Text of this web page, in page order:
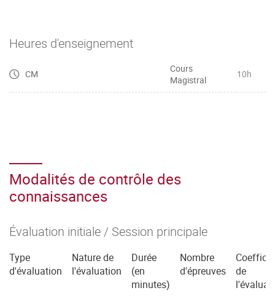
Heures d'enseignement
CM
Cours
Magistral
10h
Modalités de contrôle des
connaissances
Évaluation initiale / Session principale
Type
d'évaluation
Nature de
l'évaluation
Durée
(en
minutes)
Nombre
d'épreuves
de